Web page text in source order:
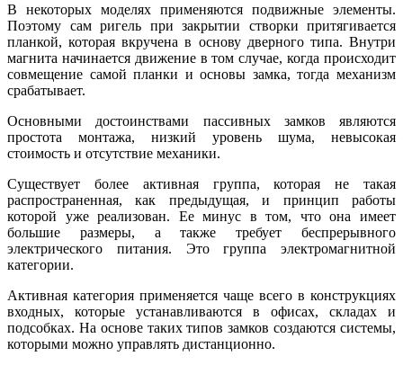
В некоторых моделях применяются подвижные элементы.
Поэтому сам ригель при закрытии створки притягивается
планкой, которая вкручена в основу дверного типа. Внутри
магнита начинается движение в том случае, когда происходит
совмещение самой планки и основы замка, тогда механизм
срабатывает.
Основными достоинствами пассивных замков являются
простота монтажа, низкий уровень шума, невысокая
стоимость и отсутствие механики.
Существует более активная группа, которая не такая
распространенная, как предыдущая, и принцип работы
которой уже реализован. Ее минус в том, что она имеет
большие размеры, а также требует беспрерывного
электрического питания. Это группа электромагнитной
категории.
Активная категория применяется чаще всего в конструкциях
входных, которые устанавливаются в офисах, складах и
подсобках. На основе таких типов замков создаются системы,
которыми можно управлять дистанционно.